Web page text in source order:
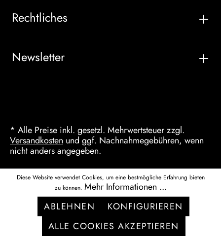
Rechtliches
Newsletter
* Alle Preise inkl. gesetzl. Mehrwertsteuer zzgl.
Versandkosten und ggf. Nachnahmegebühren, wenn
nicht anders angegeben.
Diese Website verwendet Cookies, um eine bestmögliche Erfahrung bieten
zu können. Mehr Informationen ...
ABLEHNEN
KONFIGURIEREN
ALLE COOKIES AKZEPTIEREN